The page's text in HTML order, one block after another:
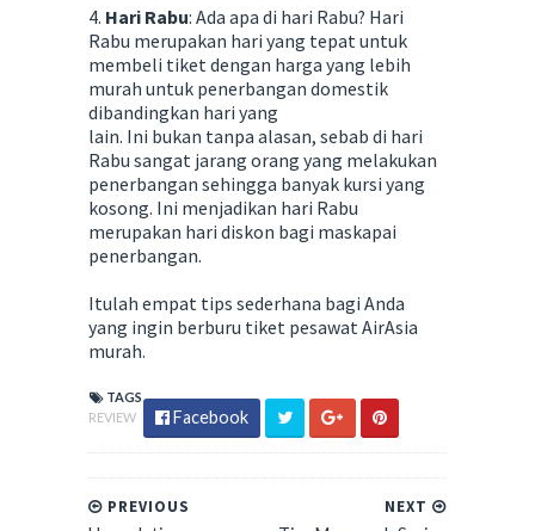
4. Hari Rabu: Ada apa di hari Rabu? Hari
Rabu merupakan hari yang tepat untuk
membeli tiket dengan harga yang lebih
murah untuk penerbangan domestik
dibandingkan hari yang
lain. Ini bukan tanpa alasan, sebab di hari
Rabu sangat jarang orang yang melakukan
penerbangan sehingga banyak kursi yang
kosong. Ini menjadikan hari Rabu
merupakan hari diskon bagi maskapai
penerbangan.
Itulah empat tips sederhana bagi Anda
yang ingin berburu tiket pesawat AirAsia
murah.
TAGS
REVIEW
Facebook
NEXT
PREVIOUS